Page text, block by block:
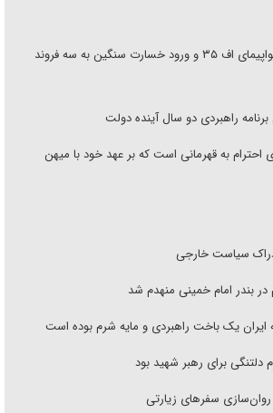
انهدام کامل سه فروند هواپیمای اف ۳۵ و ورود خسارت سنگین به سه فروند
راهبردی دو سال آینده دولت
به قهرمانی است که بر عهد خود با میهن
سیاست خارجی
بندر امام خمینی منهدم شد
ایران یک باخت راهبردی و مایه شرم بوده است
برای رهبر شهید بود
روان‌سازی سفر‌های زیارتی